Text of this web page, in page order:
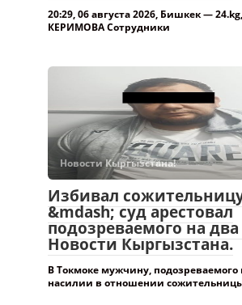
20:29, 06 августа 2026, Бишкек —
КЕРИМОВА Сотрудники
Новости Кыргызстана!
Избивал
&mdash; суд арестовал
подозреваемого на
Новости Кыргызстана.
В Токмоке мужчину,
насилии в отношении